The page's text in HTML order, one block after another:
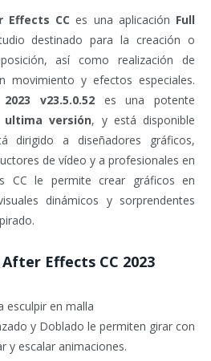
Effects CC es una aplicación Full
destinado para la creación o
así como realización de
movimiento y efectos especiales.
v23.5.0.52 es una potente
ultima versión, y está disponible
dirigido a diseñadores gráficos,
de vídeo y a profesionales en
CC le permite crear gráficos en
dinámicos y sorprendentes
Effects CC 2023
esculpir en malla
y Doblado le permiten girar con
y escalar animaciones.